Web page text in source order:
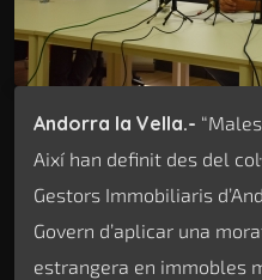
Andorra la Vella.-
Així han definit des del
Gestors Immobiliaris
Govern d’aplicar una
estrangera en immobles